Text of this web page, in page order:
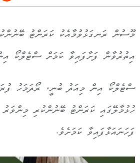
މޫސުން ރަނގަޅުވުމާއެކު ކަރަންޓު
އިތުރުވާން ފަށާފައިވާ ކަމަށް ސްޓެލްކޯ
ސްޓެލްކޯ އިން މިއަދު ބުނީ، ރޯދަމަހު
ފަހަނައަޅާފައިވާ ކަމަށެވެ.